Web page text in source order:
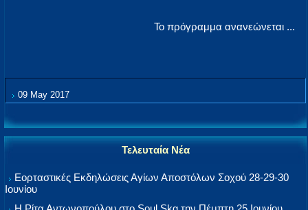
Το πρόγραμμα ανανεώνεται ...
09 May 2017
Τελευταία Νέα
Εορταστικές Εκδηλώσεις Αγίων Αποστόλων Σοχού 28-29-30
Ιουνίου